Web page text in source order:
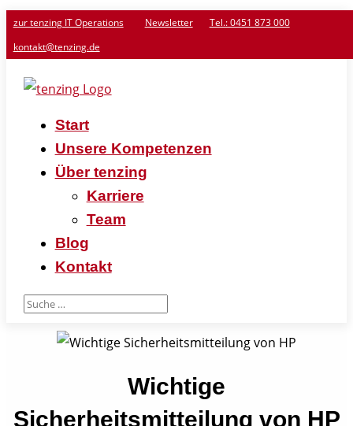
zur tenzing IT Operations Newsletter
Tel.: 0451 873 000
kontakt@tenzing.de
Start
Unsere Kompetenzen
Über tenzing
Karriere
Team
Blog
Kontakt
Wichtige
Sicherheitsmitteilung von HP